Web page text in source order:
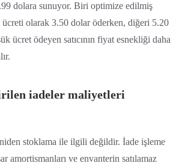
dolara sunuyor. Biri optimize edilmiş
olarak 3.50 dolar öderken, diğeri 5.20
ücret ödeyen satıcının fiyat esnekliği daha
iadeler maliyetleri
stoklama ile ilgili değildir. İade işleme
amortismanları ve envanterin satılamaz